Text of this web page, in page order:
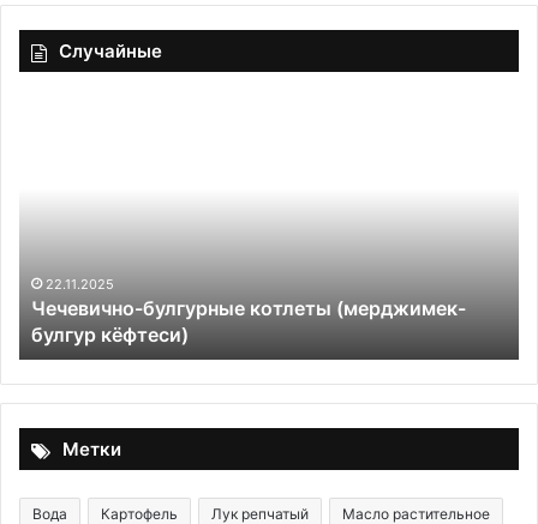
Случайные
22.11.2025
Чечевично-булгурные котлеты (мерджимек-
булгур кёфтеси)
с
Метки
Вода Картофель Лук репчатый Масло растительное